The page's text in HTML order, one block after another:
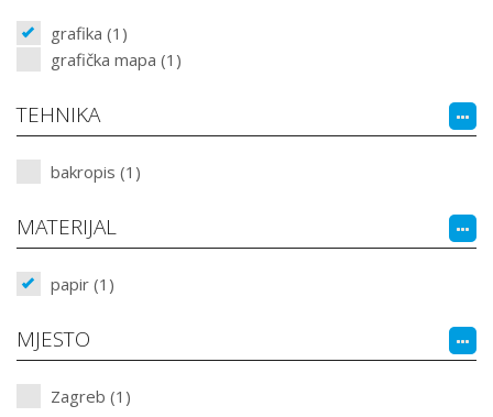
grafika (1)
grafička mapa (1)
TEHNIKA
bakropis (1)
MATERIJAL
papir (1)
MJESTO
Zagreb (1)